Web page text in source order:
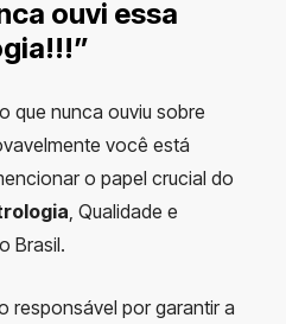
ouvi essa
que nunca ouviu sobre
você está
o papel crucial do
, Qualidade e
Brasil.
responsável por garantir a